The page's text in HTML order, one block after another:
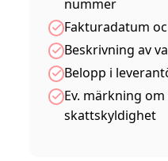
nummer
Fakturadatum
Beskrivning av
Belopp i
Ev. märkning
skattskyldighet